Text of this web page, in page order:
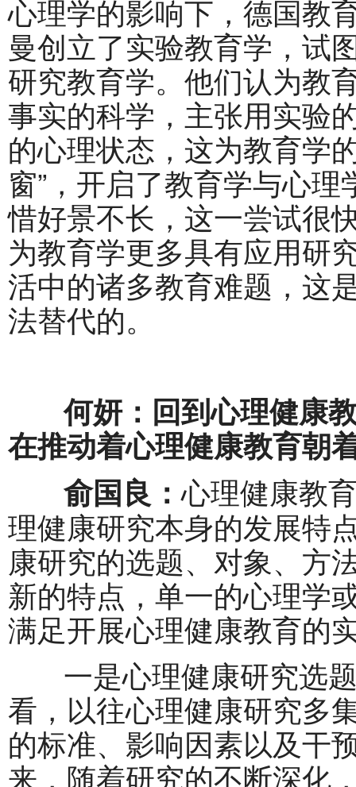
心理学的影响下，德国教
曼创立了实验教育学，试
研究教育学。他们认为教
事实的科学，主张用实验
的心理状态，这为教育学
窗”，开启了教育学与心
惜好景不长，这一尝试很
为教育学更多具有应用研
活中的诸多教育难题，这
法替代的。
何妍：回到心理健康教
在推动着心理健康教育朝
俞国良：心理健康教
理健康研究本身的发展特
康研究的选题、对象、方
新的特点，单一的心理学
满足开展心理健康教育的
一是心理健康研究选题
看，以往心理健康研究多
的标准、影响因素以及干
来，随着研究的不断深化